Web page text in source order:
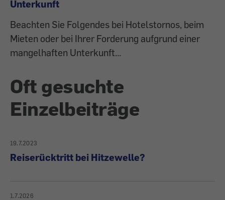
Unterkunft
Beachten Sie Folgendes bei Hotelstornos, beim
Mieten oder bei Ihrer Forderung aufgrund einer
mangelhaften Unterkunft...
Oft gesuchte
Einzelbeiträge
19.7.2023
Reiserücktritt bei Hitzewelle?
1.7.2026